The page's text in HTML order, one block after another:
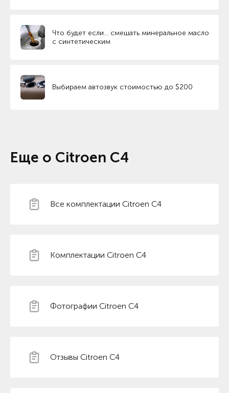
Что будет если… смешать минеральное масло
с синтетическим
Выбираем автозвук стоимостью до $200
Еще о Citroen C4
Все комплектации Citroen C4
Комплектации Citroen C4
Фотографии Citroen C4
Отзывы Citroen C4